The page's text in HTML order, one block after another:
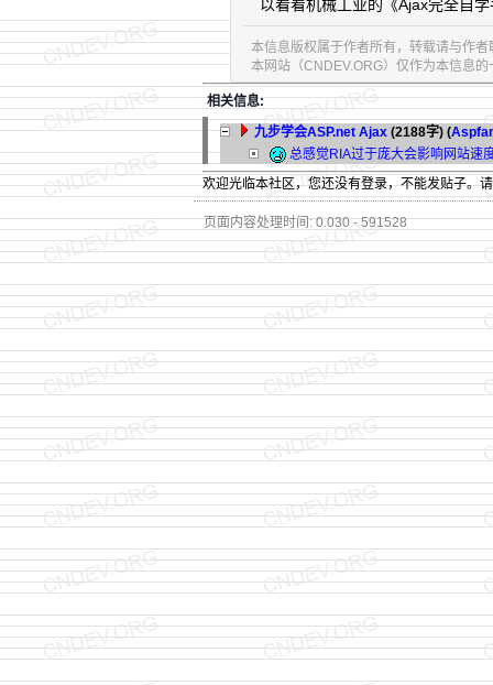
以看看机械工业的《Ajax完全自
本信息版权属于作者所有，转载请与作
本网站（CNDEV.ORG）仅作为本信息
相关信息:
九步学会ASP.net Ajax (2188字) (
总感觉RIA过于庞大会影响网站速
欢迎光临本社区，您还没有登录，不能发贴子。
页面内容处理时间: 0.030 - 591528